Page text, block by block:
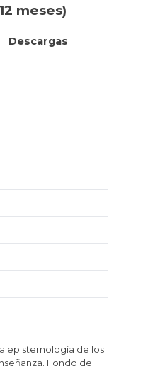
meses)
Descargas
epistemología de los
Fondo de